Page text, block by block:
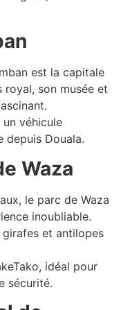
est la capitale
royal, son musée et
véhicule
Douala.
Waza
le parc de Waza
inoubliable.
girafes et antilopes
idéal pour
sécurité.